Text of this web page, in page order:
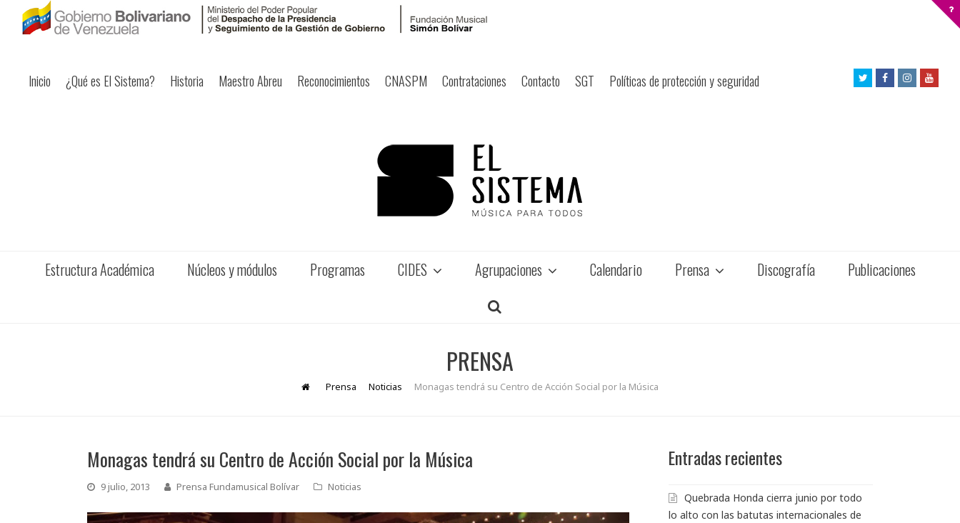
Inicio ¿Qué es El Sistema? Historia Maestro Abreu Reconocimientos CNASPM Contrataciones Contacto SGT Políticas de protección y seguridad
TwitterFacebookInstagram
Estructura Académica Núcleos y módulos Programas CIDES Agrupaciones Calendario Prensa Discografía Publicaciones
PRENSA
Prensa Noticias Monagas tendrá su Centro de Acción Social por la Música
Monagas tendrá su Centro de Acción Social por la Música
9 julio, 2013 Prensa Fundamusical Bolívar Noticias
Entradas recientes
Quebrada Honda cierra junio por todo
lo alto con las batutas internacionales de